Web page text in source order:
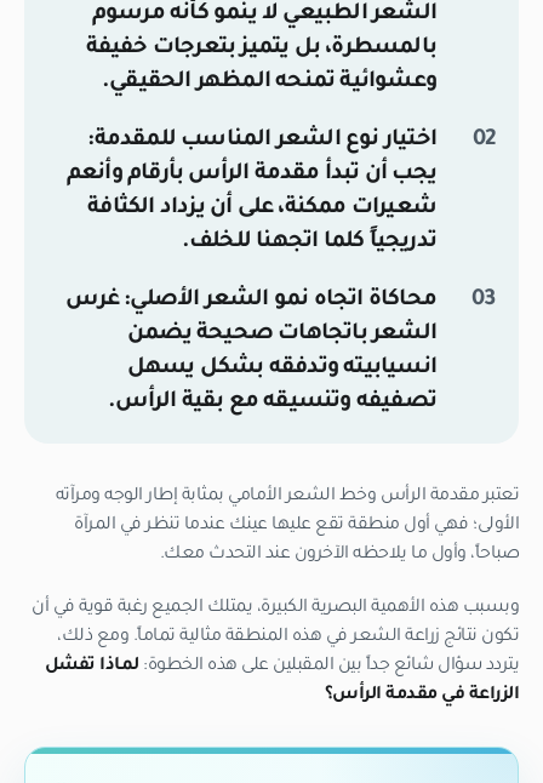
الشعر الطبيعي لا ينمو كأنه مرسوم
بالمسطرة، بل يتميز بتعرجات خفيفة
وعشوائية تمنحه المظهر الحقيقي.
اختيار نوع الشعر المناسب للمقدمة:
يجب أن تبدأ مقدمة الرأس بأرقام وأنعم
شعيرات ممكنة، على أن يزداد الكثافة
تدريجياً كلما اتجهنا للخلف.
محاكاة اتجاه نمو الشعر الأصلي: غرس
الشعر باتجاهات صحيحة يضمن
انسيابيته وتدفقه بشكل يسهل
تصفيفه وتنسيقه مع بقية الرأس.
تعتبر مقدمة الرأس وخط الشعر الأمامي بمثابة إطار الوجه ومرآته
الأولى؛ فهي أول منطقة تقع عليها عينك عندما تنظر في المرآة
صباحاً، وأول ما يلاحظه الآخرون عند التحدث معك.
وبسبب هذه الأهمية البصرية الكبيرة، يمتلك الجميع رغبة قوية في أن
تكون نتائج زراعة الشعر في هذه المنطقة مثالية تماماً. ومع ذلك،
يتردد سؤال شائع جداً بين المقبلين على هذه الخطوة: لماذا تفشل
الزراعة في مقدمة الرأس؟